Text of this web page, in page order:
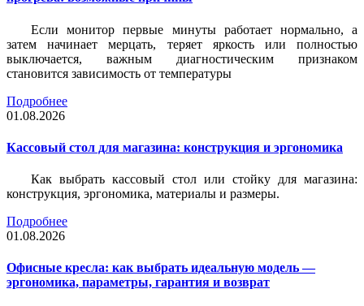
Если монитор первые минуты работает нормально, а
затем начинает мерцать, теряет яркость или полностью
выключается, важным диагностическим признаком
становится зависимость от температуры
Подробнее
01.08.2026
Кассовый стол для магазина: конструкция и эргономика
Как выбрать кассовый стол или стойку для магазина:
конструкция, эргономика, материалы и размеры.
Подробнее
01.08.2026
Офисные кресла: как выбрать идеальную модель —
эргономика, параметры, гарантия и возврат